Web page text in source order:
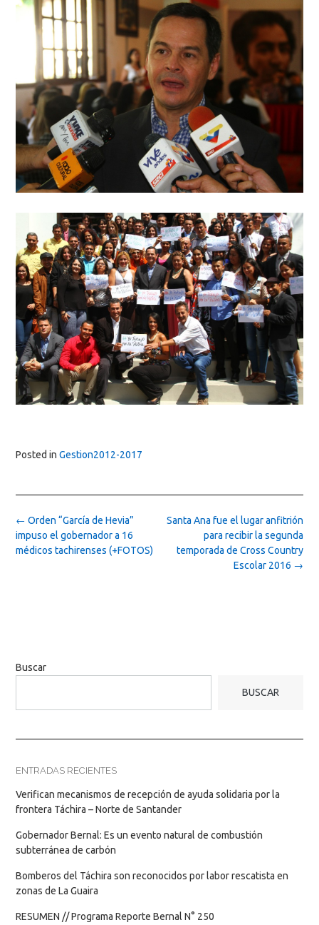
Posted in Gestion2012-2017
Post
navigation
Santa Ana fue el lugar anfitrión
para recibir la segunda
temporada de Cross Country
Escolar 2016 →
← Orden “García de Hevia”
impuso el gobernador a 16
médicos tachirenses (+FOTOS)
Buscar
BUSCAR
ENTRADAS RECIENTES
Verifican mecanismos de recepción de ayuda solidaria por la
frontera Táchira – Norte de Santander
Gobernador Bernal: Es un evento natural de combustión
subterránea de carbón
Bomberos del Táchira son reconocidos por labor rescatista en
zonas de La Guaira
RESUMEN // Programa Reporte Bernal N° 250